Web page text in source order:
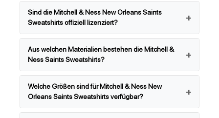
Sind die Mitchell & Ness New Orleans Saints
Sweatshirts offiziell lizenziert?
Aus welchen Materialien bestehen die Mitchell &
Ness Saints Sweatshirts?
Welche Größen sind für Mitchell & Ness New
Orleans Saints Sweatshirts verfügbar?